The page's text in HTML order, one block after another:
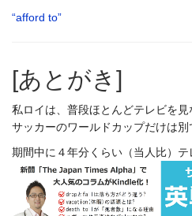
“afford to”
[あとがき]
私ロイは、普段ほとんどテレビを見
サッカーのワールドカップだけは別
期間中に４年分くらい（当人比）テ